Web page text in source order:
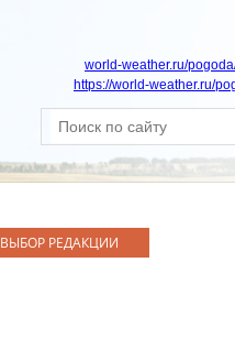
world-weather.ru/
https://world-weather.ru/
ВЫБОР РЕДАКЦИИ